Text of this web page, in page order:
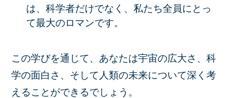
は、科学者だけでなく、私たち全員にとっ
て最大のロマンです。
この学びを通じて、あなたは宇宙の広大さ、科
学の面白さ、そして人類の未来について深く考
えることができるでしょう。